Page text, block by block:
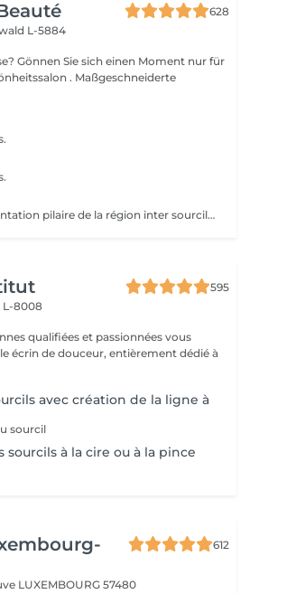
628
L-5884
für
Maßgeschneiderte
monosourcil est une implantation pilaire de la région inter sourcilière, caractérisée par la confluence des deux sourcils à la base du nez.
595
L-8008
qualifiées et passionnées vous
écrin de douceur, entièrement dédié à
avec création de la ligne à
sourcil
à la cire ou à la pince
612
LUXEMBOURG 57480